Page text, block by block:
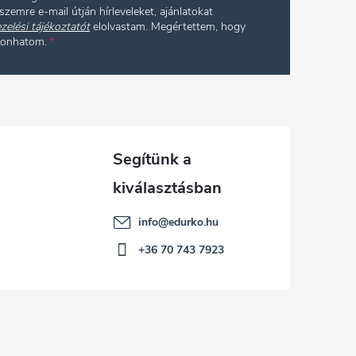
e-mail útján hírleveleket, ajánlatokat
tájékoztatót elolvastam. Megértettem, hogy
info@edurko.hu
+36 70 743 7923